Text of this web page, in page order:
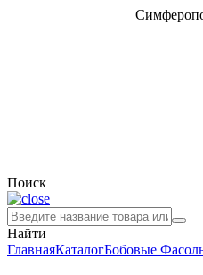
Поиск
Найти
ГлавнаяКаталогБобовые